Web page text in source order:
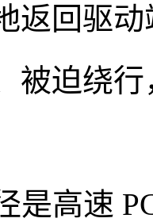
返回驱
被迫绕
高速